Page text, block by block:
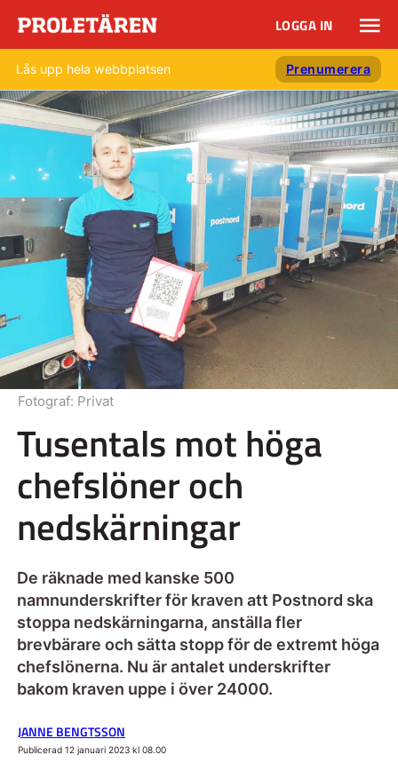
LOGGA IN
Lås upp hela webbplatsen Prenumerera
Tusentals mot höga
chefslöner och
nedskärningar
De räknade med kanske 500
namnunderskrifter för kraven att Postnord ska
stoppa nedskärningarna, anställa fler
brevbärare och sätta stopp för de extremt höga
chefslönerna. Nu är antalet underskrifter
bakom kraven uppe i över 24000.
Fotograf: Privat
JANNE BENGTSSON
Publicerad 12 januari 2023 kl 08.00